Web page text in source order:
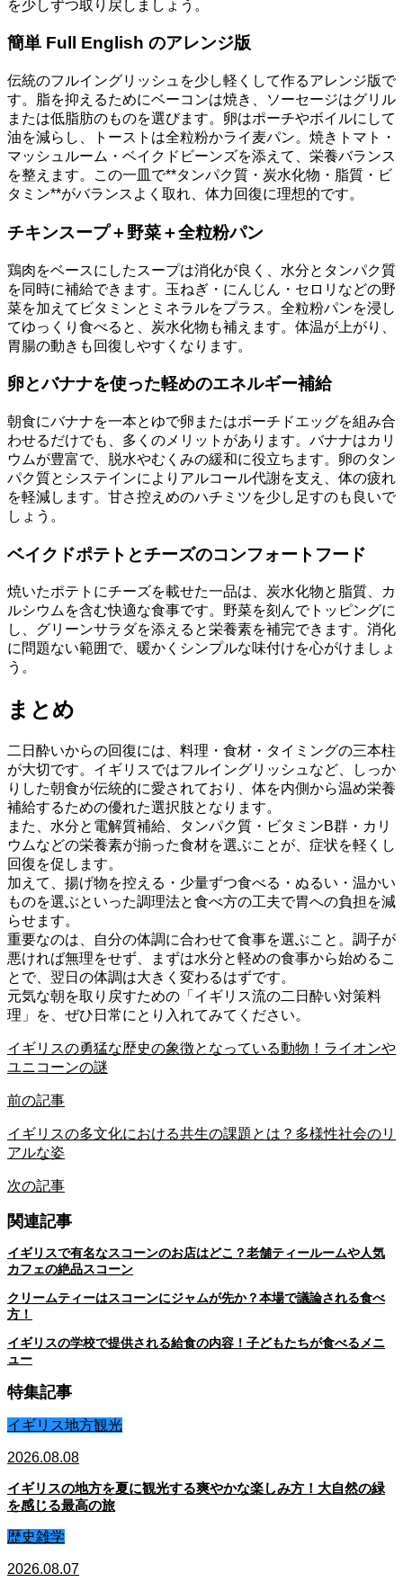
を少しずつ取り戻しましょう。
簡単 Full English のアレンジ版
伝統のフルイングリッシュを少し軽くして作るアレンジ版で
す。脂を抑えるためにベーコンは焼き、ソーセージはグリル
または低脂肪のものを選びます。卵はポーチやボイルにして
油を減らし、トーストは全粒粉かライ麦パン。焼きトマト・
マッシュルーム・ベイクドビーンズを添えて、栄養バランス
を整えます。この一皿で**タンパク質・炭水化物・脂質・ビ
タミン**がバランスよく取れ、体力回復に理想的です。
チキンスープ＋野菜＋全粒粉パン
鶏肉をベースにしたスープは消化が良く、水分とタンパク質
を同時に補給できます。玉ねぎ・にんじん・セロリなどの野
菜を加えてビタミンとミネラルをプラス。全粒粉パンを浸し
てゆっくり食べると、炭水化物も補えます。体温が上がり、
胃腸の動きも回復しやすくなります。
卵とバナナを使った軽めのエネルギー補給
朝食にバナナを一本とゆで卵またはポーチドエッグを組み合
わせるだけでも、多くのメリットがあります。バナナはカリ
ウムが豊富で、脱水やむくみの緩和に役立ちます。卵のタン
パク質とシステインによりアルコール代謝を支え、体の疲れ
を軽減します。甘さ控えめのハチミツを少し足すのも良いで
しょう。
ベイクドポテトとチーズのコンフォートフード
焼いたポテトにチーズを載せた一品は、炭水化物と脂質、カ
ルシウムを含む快適な食事です。野菜を刻んでトッピングに
し、グリーンサラダを添えると栄養素を補完できます。消化
に問題ない範囲で、暖かくシンプルな味付けを心がけましょ
う。
まとめ
二日酔いからの回復には、料理・食材・タイミングの三本柱
が大切です。イギリスではフルイングリッシュなど、しっか
りした朝食が伝統的に愛されており、体を内側から温め栄養
補給するための優れた選択肢となります。
また、水分と電解質補給、タンパク質・ビタミンB群・カリ
ウムなどの栄養素が揃った食材を選ぶことが、症状を軽くし
回復を促します。
加えて、揚げ物を控える・少量ずつ食べる・ぬるい・温かい
ものを選ぶといった調理法と食べ方の工夫で胃への負担を減
らせます。
重要なのは、自分の体調に合わせて食事を選ぶこと。調子が
悪ければ無理をせず、まずは水分と軽めの食事から始めるこ
とで、翌日の体調は大きく変わるはずです。
元気な朝を取り戻すための「イギリス流の二日酔い対策料
理」を、ぜひ日常にとり入れてみてください。
イギリスの勇猛な歴史の象徴となっている動物！ライオンや
ユニコーンの謎
前の記事
イギリスの多文化における共生の課題とは？多様性社会のリ
アルな姿
次の記事
関連記事
イギリスで有名なスコーンのお店はどこ？老舗ティールームや人気
カフェの絶品スコーン
クリームティーはスコーンにジャムが先か？本場で議論される食べ
方！
イギリスの学校で提供される給食の内容！子どもたちが食べるメニ
ュー
特集記事
イギリス地方観光
2026.08.08
イギリスの地方を夏に観光する爽やかな楽しみ方！大自然の緑
を感じる最高の旅
歴史雑学
2026.08.07